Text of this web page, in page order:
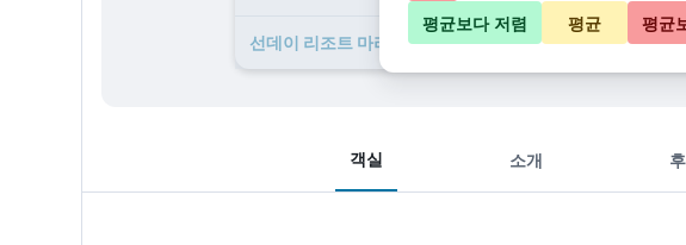
선데이 리조트 마리나 볼프스브루흐 ​특가 ​상품 27개 ​더 ​보기
객실 소개
평균보다 저렴 평균 평균